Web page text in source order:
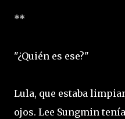
**
"¿Quién es ese?"
Lula, que estaba
ojos. Lee Sungmin